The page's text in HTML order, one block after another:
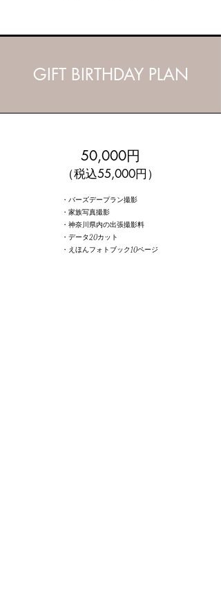
GIFT BIRTHDAY PLAN
50,000円
（税込55,000円）
・バーズデープラン撮影
・家族写真撮影
・神奈川県内の出張撮影料
・データ20カット
​・えほんフォトブック10ページ